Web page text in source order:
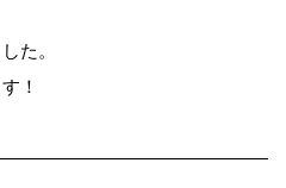
た。
！